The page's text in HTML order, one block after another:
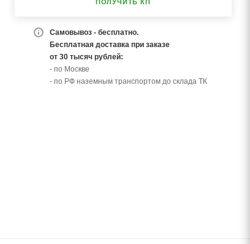
ПОЛУЧИТЬ КП
Самовывоз - бесплатно.
Бесплатная доставка при заказе
от 30 тысяч рублей:
- по Москве
- по РФ наземным транспортом до склада ТК